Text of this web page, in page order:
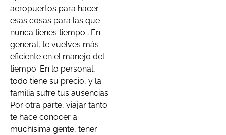
aeropuertos para hacer
esas cosas para las que
nunca tienes tiempo… En
general, te vuelves más
eficiente en el manejo del
tiempo. En lo personal,
todo tiene su precio, y la
familia sufre tus ausencias.
Por otra parte, viajar tanto
te hace conocer a
muchísima gente, tener